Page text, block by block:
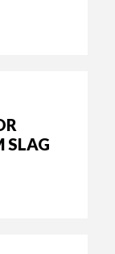
SLAG